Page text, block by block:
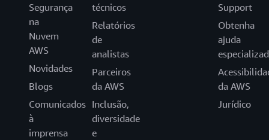
Segurança
na
Nuvem
AWS
Novidades
Blogs
Comunicados
à
imprensa
técnicos
Relatórios
de
analistas
Parceiros
da AWS
Inclusão,
diversidade
e
Support
Obtenha
ajuda
da AWS
Jurídico